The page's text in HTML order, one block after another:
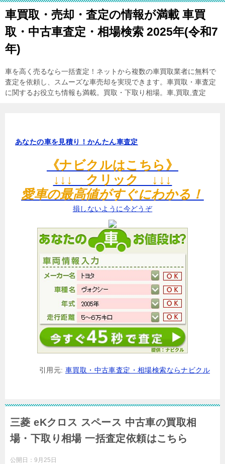
車買取・売却・査定の情報が満載 車買
取・中古車査定・相場検索 2025年(令和7
年)
車を高く売るなら一括査定！ネットから複数の車買取業者に無料で
査定を依頼し、スムーズな車売却を実現できます。車買取・車査定
に関するお役立ち情報も満載。買取・下取り相場。車,買取,査定
あなたの車を見積り！かんたん車査定
《ナビクルはこちら》
↓↓↓ クリック ↓↓↓
愛車の最高値がすぐにわかる！
損しないように今どうぞ
引用元: 車買取・中古車査定・相場検索ならナビクル
三菱 eKクロス スペース 中古車の買取相
場・下取り相場 一括査定依頼はこちら
公開日： 9月25日